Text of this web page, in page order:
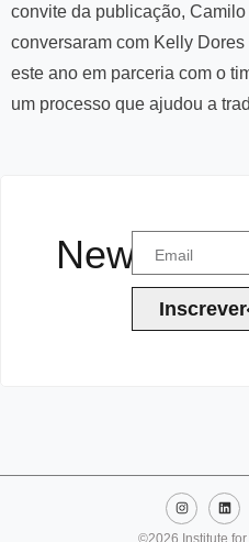
convite da publicação,
conversaram com Kelly
este ano em parceria com o
um processo que ajudou a
Newsletter
Inscrever